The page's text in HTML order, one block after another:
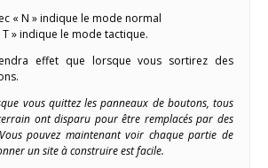
« N » indique le mode normal
T » indique le mode tactique.
effet que lorsque vous sortirez des
vous quittez les panneaux de boutons, tous
ont disparu pour être remplacés par des
pouvez maintenant voir chaque partie de
un site à construire est facile.